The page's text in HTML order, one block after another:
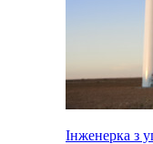
Інженерка з